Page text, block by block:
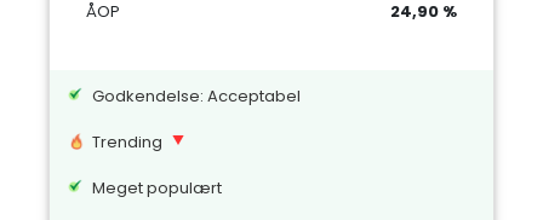
ÅOP
24,90 %
Godkendelse: Acceptabel
Trending
Meget populært